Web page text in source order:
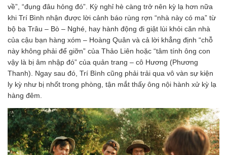
về”, “đụng đâu hỏng đó”. Kỳ nghỉ hè càng trở nên kỳ lạ hơn nữa
khi Trí Bình nhận được lời cảnh báo rùng rợn “nhà này có ma” từ
bộ ba Trâu – Bò – Nghé, hay hành động đi giật lùi khỏi căn nhà
của cậu bạn hàng xóm – Hoàng Quân và cả lời khẳng định “chỗ
này không phải để giỡn” của Thảo Liên hoặc “tâm tính ông con
vậy là bị âm nhập đó” của quản trang – cô Hương (Phương
Thanh). Ngay sau đó, Trí Bình cũng phải trải qua vô vàn sự kiện
ly kỳ như bị nhốt trong phòng, tận mắt thấy ông nội hành xử kỳ lạ
hàng đêm.